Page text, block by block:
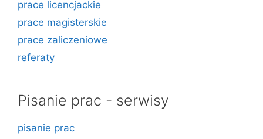
prace licencjackie
prace magisterskie
prace zaliczeniowe
referaty
Pisanie prac - serwisy
pisanie prac